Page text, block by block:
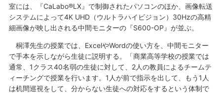
室には、『CaLabo®LX』で制御されたパソコンのほか、画像転送
システムによって4K UHD（ウルトラハイビジョン）30Hzの高精
細画像が映し出される中間モニターの『S600-OP』が並ぶ。
桐澤先生の授業では、ExcelやWordの使い方を、中間モニター
で手本を示しながら生徒に説明する。「商業高等学校の授業では
通常、1クラス40名弱の生徒に対して、2人の教員によるチームテ
ィーチングで授業を行います。1人が前で指示を出して、もう1人
は机間巡視をして、分からない生徒への対応をするという体制で